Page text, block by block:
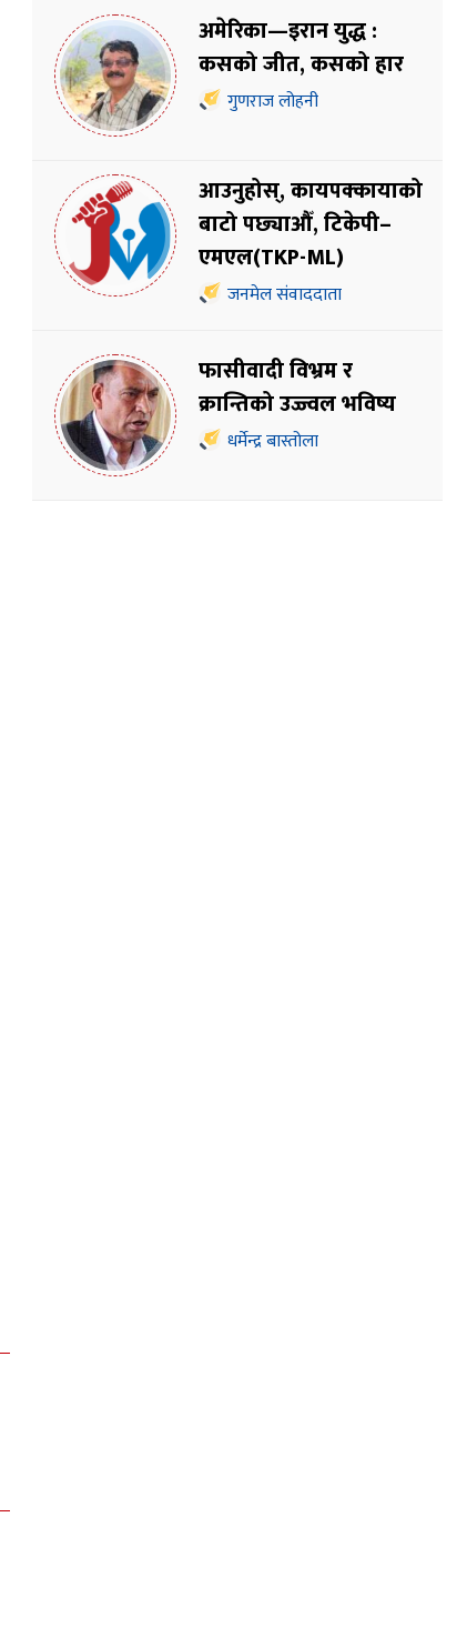
अमेरिका—इरान युद्ध :
कसको जीत, कसको हार
गुणराज लोहनी
आउनुहोस्, कायपक्कायाको
बाटो पछ्याऔँ, टिकेपी–
एमएल(TKP-ML)
जनमेल संवाददाता
फासीवादी विभ्रम र
क्रान्तिको उज्ज्वल भविष्य
धर्मेन्द्र बास्तोला